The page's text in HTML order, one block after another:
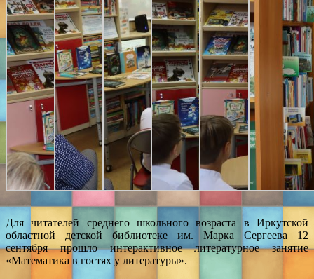
Для читателей среднего школьного возраста в Иркутской
областной детской библиотеке им. Марка Сергеева 12
сентября прошло интерактивное литературное занятие
«Математика в гостях у литературы».